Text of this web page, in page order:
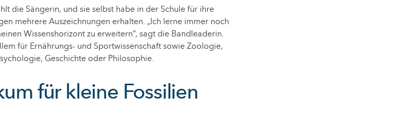
die Sängerin, und sie selbst habe in der Schule für ihre
mehrere Auszeichnungen erhalten. „Ich lerne immer noch
Wissenshorizont zu erweitern“, sagt die Bandleaderin.
für Ernährungs- und Sportwissenschaft sowie Zoologie,
Geschichte oder Philosophie.
für kleine Fossilien